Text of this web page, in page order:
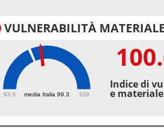
VULNERABILITÀ
media Italia 99.3
93.6 109
Indice di
e materiale